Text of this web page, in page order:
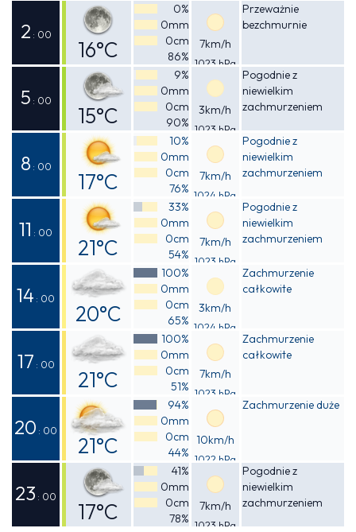
2 : 00
16°C
Odczuwalna
16°C
0%
0mm
0cm
86%
7km/h
1023 hPa
Przeważnie
bezchmurnie
5 : 00
15°C
Odczuwalna
14°C
9%
0mm
0cm
90%
3km/h
1023 hPa
Pogodnie z
niewielkim
zachmurzeniem
8 : 00
17°C
Odczuwalna
16°C
10%
0mm
0cm
76%
7km/h
1024 hPa
Pogodnie z
niewielkim
zachmurzeniem
11 : 00
21°C
Odczuwalna
20°C
33%
0mm
0cm
54%
7km/h
1023 hPa
Pogodnie z
niewielkim
zachmurzeniem
14 : 00
20°C
Odczuwalna
20°C
100%
0mm
0cm
65%
3km/h
1024 hPa
Zachmurzenie
całkowite
17 : 00
21°C
Odczuwalna
21°C
100%
0mm
0cm
51%
7km/h
1023 hPa
Zachmurzenie
całkowite
20 : 00
21°C
Odczuwalna
20°C
94%
0mm
0cm
44%
10km/h
1022 hPa
Zachmurzenie duże
23 : 00
17°C
41%
0mm
0cm
78%
7km/h
1023 hPa
Pogodnie z
niewielkim
zachmurzeniem